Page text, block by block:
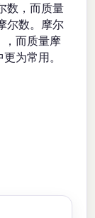
数，而质量
尔数。摩尔
，而质量摩
为常用。